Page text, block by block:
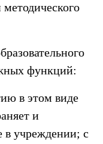
методического
функций:
в этом виде
и
в учреждении; с